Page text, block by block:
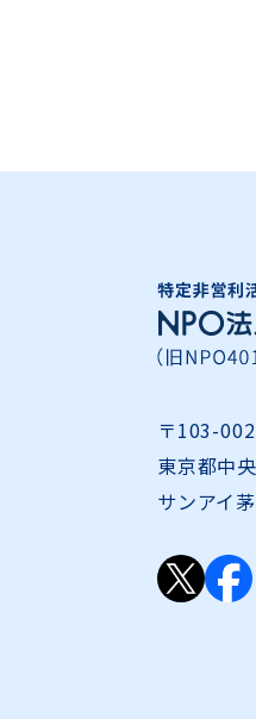
〒103-
東京都中
サンアイ